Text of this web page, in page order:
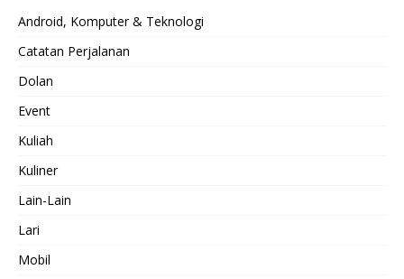
Android, Komputer & Teknologi
Catatan Perjalanan
Dolan
Event
Kuliah
Kuliner
Lain-Lain
Lari
Mobil